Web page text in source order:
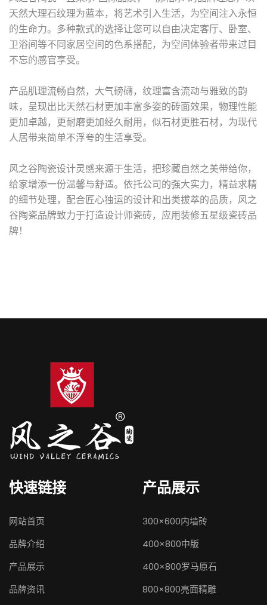
天然大理石纹理为蓝本，将艺术引入生活，为空间注入永恒
的生命力。多种款式的选择让您可以自由决定客厅、卧室、
卫浴间等不同家居空间的色系搭配，为空间体验者带来过目
不忘的感官享受。
产品肌理流畅自然，大气磅礴，纹理富含流动与雅致的韵
味，呈现出比天然石材更加丰富多姿的砖面效果，物理性能
更加卓越，更耐磨更加经久耐用，似石材更胜石材，为现代
人居带来简单不浮夸的生活享受。
风之谷陶瓷设计灵感来源于生活，把珍藏自然之美带给你，
给家增添一份温馨与舒适。依托公司的强大实力，精益求精
的细节处理，配合匠心独运的设计和出类拔萃的品质， 风之
谷陶瓷品牌致力于打造设计师瓷砖，应用装修五星级瓷砖品
牌！
快速链接
网站首页
品牌介绍
产品展示
品牌资讯
产品展示
300×600内墙砖
400×800中版
400×800罗马原石
800×800亮面精雕